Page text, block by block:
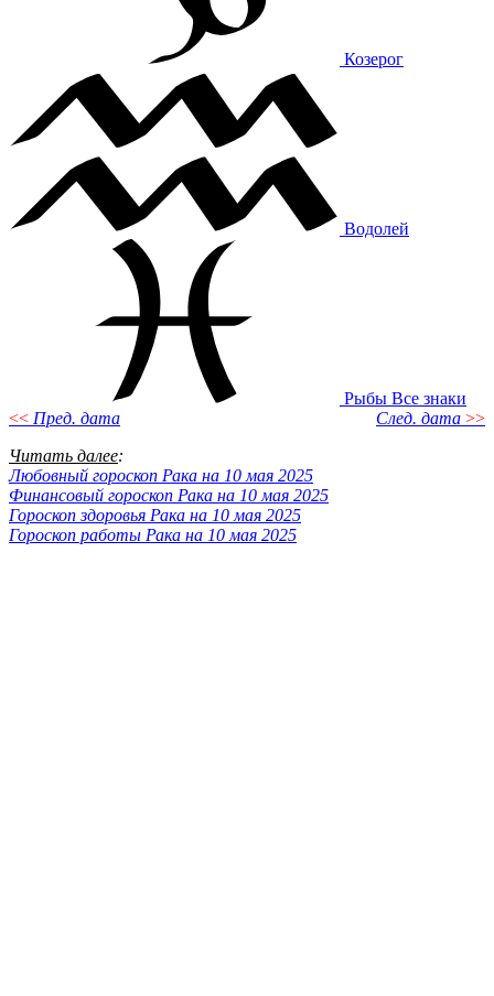
Козерог
Водолей
Рыбы Все знаки
<< Пред. дата След. дата >>
Читать далее:
Любовный гороскоп Рака на 10 мая 2025
Финансовый гороскоп Рака на 10 мая 2025
Гороскоп здоровья Рака на 10 мая 2025
Гороскоп работы Рака на 10 мая 2025